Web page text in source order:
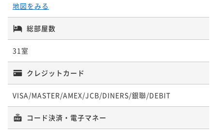
ーキと月替わり会席料理コース♪
二食付き 事前決済可
ポイント即利用で最大5％OFF
2名 ¥ 82,555 ~
［ちょっと贅沢な夕膳］稀少トロ金目鯛のしゃぶしゃ
ぶ＆伝統の味わい金目煮付と月替わり会席コース♪
二食付き 事前決済可
IN 15:00 - 18:00 OUT11:00
地図をみる
総部屋数
31室
クレジットカード
VISA/MASTER/AMEX/JCB/DINERS/銀聯/DEBIT
コード決済・電子マネー